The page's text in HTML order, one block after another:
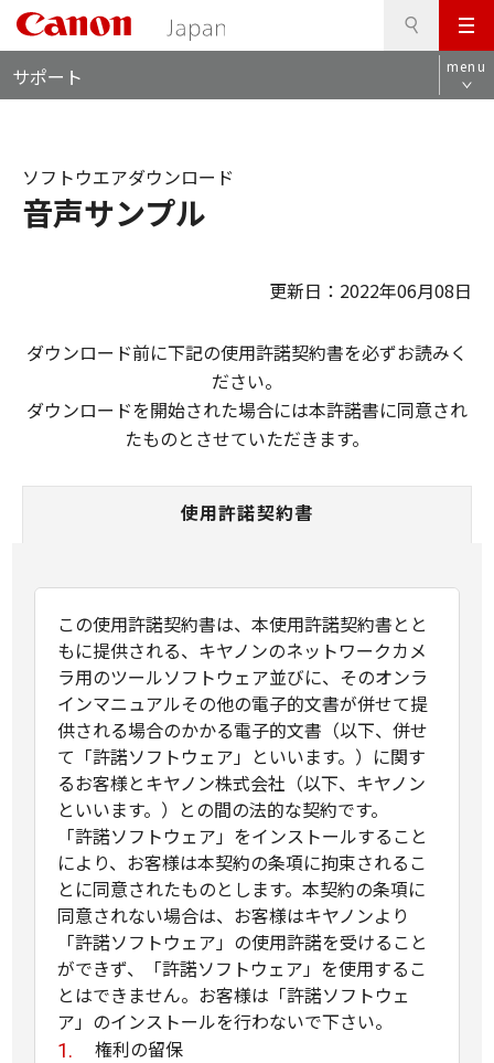
メ
ニ
ュ
サポート menu
音声サンプル
ソフトウエアダウンロード
更新日：2022年06月08日
ダウンロード前に下記の使用許諾契約書を必ずお読みく
ださい。
ダウンロードを開始された場合には本許諾書に同意され
たものとさせていただきます。
使用許諾契約書
この使用許諾契約書は、本使用許諾契約書とと
もに提供される、キヤノンのネットワークカメ
ラ用のツールソフトウェア並びに、そのオンラ
インマニュアルその他の電子的文書が併せて提
供される場合のかかる電子的文書（以下、併せ
て「許諾ソフトウェア」といいます。）に関す
るお客様とキヤノン株式会社（以下、キヤノン
といいます。）との間の法的な契約です。
「許諾ソフトウェア」をインストールすること
により、お客様は本契約の条項に拘束されるこ
とに同意されたものとします。本契約の条項に
同意されない場合は、お客様はキヤノンより
「許諾ソフトウェア」の使用許諾を受けること
ができず、「許諾ソフトウェア」を使用するこ
とはできません。お客様は「許諾ソフトウェ
ア」のインストールを行わないで下さい。
権利の留保